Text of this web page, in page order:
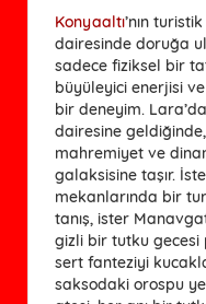
Konyaaltı’nın
dairesinde doruğa
sadece fiziksel bir
büyüleyici enerjisi ve
bir deneyim.
dairesine
mahremiyet ve
galaksisine taşır.
mekanlarında bir
tanış, ister
gizli bir tutku gecesi
sert fanteziyi
saksodaki orospu